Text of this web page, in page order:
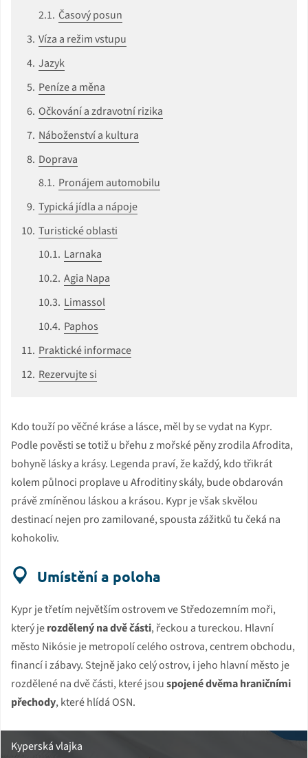
Časový posun
Víza a režim vstupu
Jazyk
Peníze a měna
Očkování a zdravotní rizika
Náboženství a kultura
Doprava
Pronájem automobilu
Typická jídla a nápoje
Turistické oblasti
Larnaka
Agia Napa
Limassol
Paphos
Praktické informace
Rezervujte si
Kdo touží po věčné kráse a lásce, měl by se vydat na Kypr.
Podle pověsti se totiž u břehu z mořské pěny zrodila Afrodita,
bohyně lásky a krásy. Legenda praví, že každý, kdo třikrát
kolem půlnoci proplave u Afroditiny skály, bude obdarován
právě zmíněnou láskou a krásou. Kypr je však skvělou
destinací nejen pro zamilované, spousta zážitků tu čeká na
kohokoliv.
Umístění a poloha
Kypr je třetím největším ostrovem ve Středozemním moři,
který jerozdělený na dvě části, řeckou a tureckou. Hlavní
město Nikósie je metropolí celého ostrova, centrem obchodu,
financí i zábavy. Stejně jako celý ostrov, i jeho hlavní město je
rozdělené na dvě části, které jsouspojené dvěma hraničními
přechody, které hlídá OSN.
Kyperská vlajka